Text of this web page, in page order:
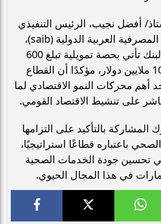
أفضل نجيب، الرئيس التنفيذي
لـبنك الشركة المصرفية العربية الدولية (saib)،
بأن مشاركة البنك تأتي بحصة تمويلية تبلغ 600
مليون جنيه و10 ملايين دولار، مؤكدًا أن القطاع
أهم محركات النمو الاقتصادي لما
على تنشيط الاقتصاد القومي.
المشاركة بالتأكيد على التزامها
باعتباره قطاعًا استراتيجيًا،
تحسين جودة الخدمات الصحية
في هذا المجال الحيوي.